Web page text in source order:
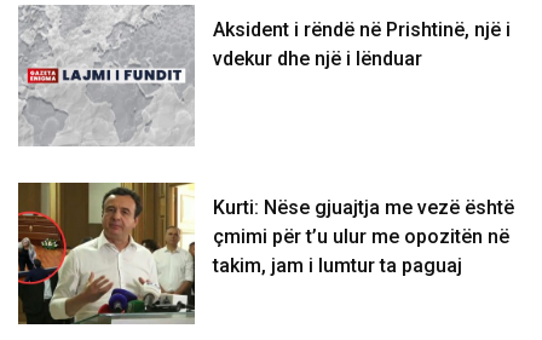
Aksident i rëndë në Prishtinë, një i
vdekur dhe një i lënduar
Kurti: Nëse gjuajtja me vezë është
çmimi për t’u ulur me opozitën në
takim, jam i lumtur ta paguaj